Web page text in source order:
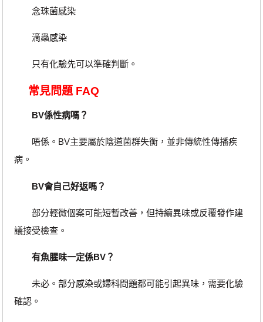
念珠菌感染
滴蟲感染
只有化驗先可以準確判斷。
常見問題 FAQ
BV係性病嗎？
唔係。BV主要屬於陰道菌群失衡，並非傳統性傳播疾
病。
BV會自己好返嗎？
部分輕微個案可能短暫改善，但持續異味或反覆發作建
議接受檢查。
有魚腥味一定係BV？
未必。部分感染或婦科問題都可能引起異味，需要化驗
確認。